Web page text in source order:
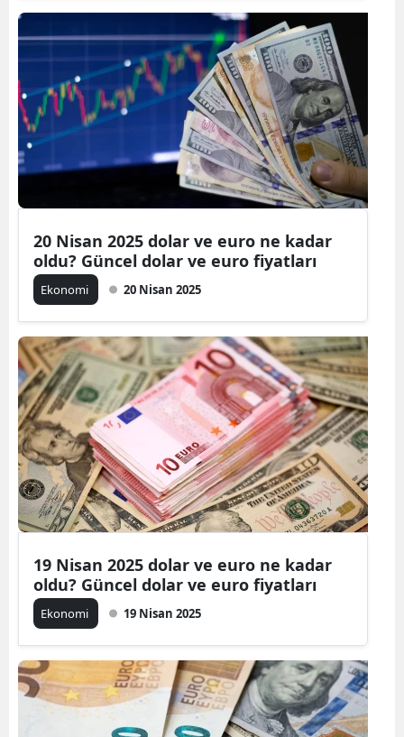
20 Nisan 2025 dolar ve euro ne kadar
oldu? Güncel dolar ve euro fiyatları
Ekonomi 20 Nisan 2025
19 Nisan 2025 dolar ve euro ne kadar
oldu? Güncel dolar ve euro fiyatları
Ekonomi 19 Nisan 2025